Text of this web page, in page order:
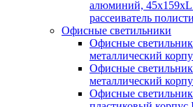
алюминий,
рассеиватель
Офисные светильники
Офисные
металлический
Офисные
металлический
Офисные